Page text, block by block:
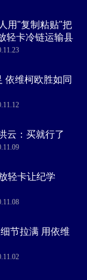
用"复制粘贴"把
轻卡冷链运输县
依维柯欧胜如同
云：买就行了
轻卡让纪学
节拉满 用依维